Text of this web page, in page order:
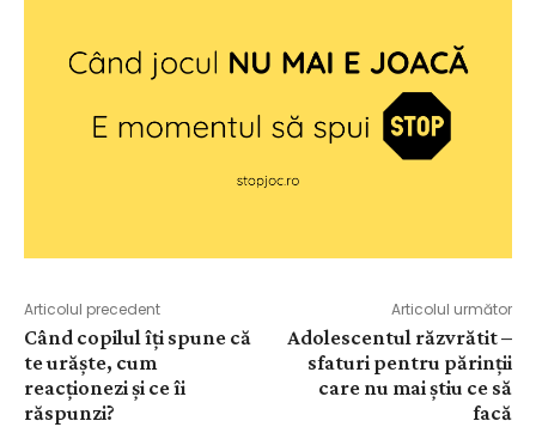
Articolul precedent
Când copilul îți spune că
te urăște, cum
reacționezi și ce îi
răspunzi?
Articolul următor
Adolescentul răzvrătit –
sfaturi pentru părinții
care nu mai știu ce să
facă